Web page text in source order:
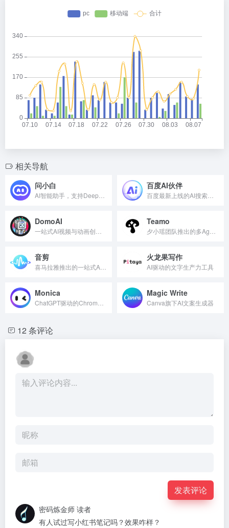
相关导航
问小白 百度AI伙伴
DomoAI Teamo
音剪 火龙果写作
AI驱动的文字生产力工具
Monica Magic Write
Canva旗下AI文案生成器
12 条评论
发表评论
密码炼金师 读者
有人试过写小红书笔记吗？效果咋样？